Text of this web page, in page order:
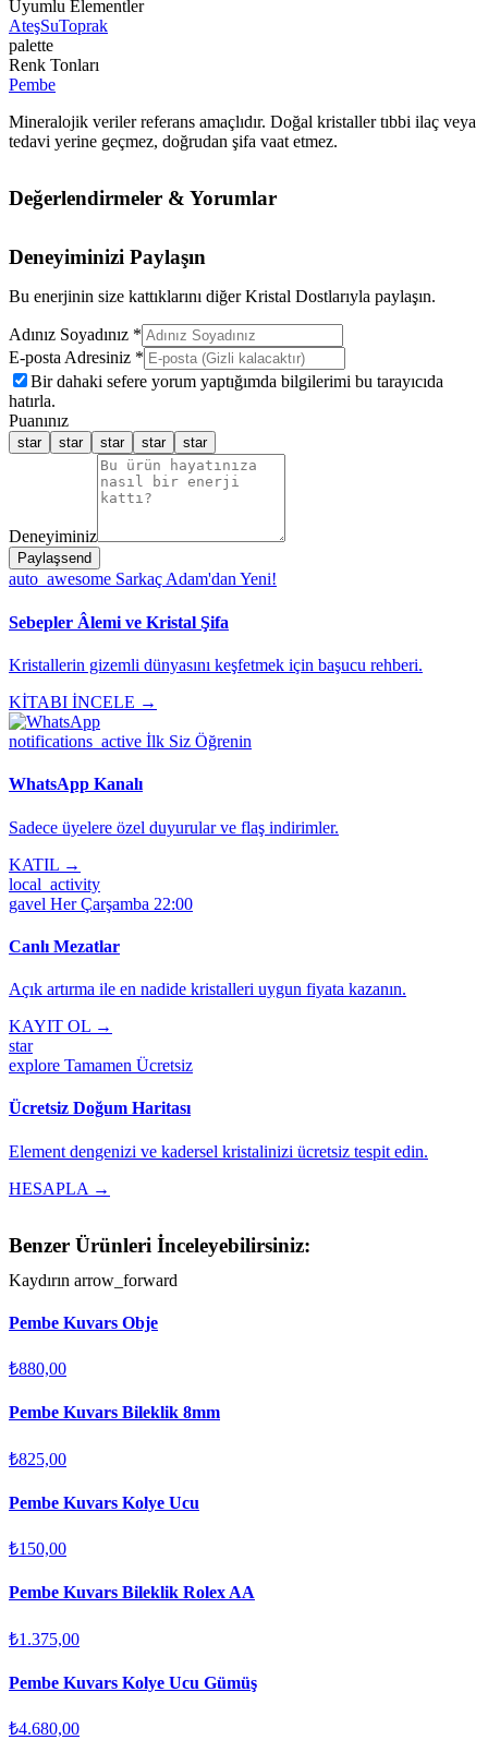
Uyumlu Elementler
AteşSuToprak
palette
Renk Tonları
Pembe
Mineralojik veriler referans amaçlıdır. Doğal kristaller tıbbi ilaç veya
tedavi yerine geçmez, doğrudan şifa vaat etmez.
Değerlendirmeler & Yorumlar
Deneyiminizi Paylaşın
Bu enerjinin size kattıklarını diğer Kristal Dostlarıyla paylaşın.
Adınız Soyadınız *
E-posta Adresiniz *
Bir dahaki sefere yorum yaptığımda bilgilerimi bu tarayıcıda
hatırla.
Puanınız
star star star star star
Deneyiminiz
Paylaşsend
auto_awesome Sarkaç Adam'dan Yeni!
Sebepler Âlemi ve Kristal Şifa
Kristallerin gizemli dünyasını keşfetmek için başucu rehberi.
KİTABI İNCELE →
notifications_active İlk Siz Öğrenin
WhatsApp Kanalı
Sadece üyelere özel duyurular ve flaş indirimler.
KATIL →
local_activity
gavel Her Çarşamba 22:00
Canlı Mezatlar
Açık artırma ile en nadide kristalleri uygun fiyata kazanın.
KAYIT OL →
star
explore Tamamen Ücretsiz
Ücretsiz Doğum Haritası
Element dengenizi ve kadersel kristalinizi ücretsiz tespit edin.
HESAPLA →
Benzer Ürünleri İnceleyebilirsiniz:
Kaydırın arrow_forward
Pembe Kuvars Obje
₺880,00
Pembe Kuvars Bileklik 8mm
₺825,00
Pembe Kuvars Kolye Ucu
₺150,00
Pembe Kuvars Bileklik Rolex AA
₺1.375,00
Pembe Kuvars Kolye Ucu Gümüş
₺4.680,00